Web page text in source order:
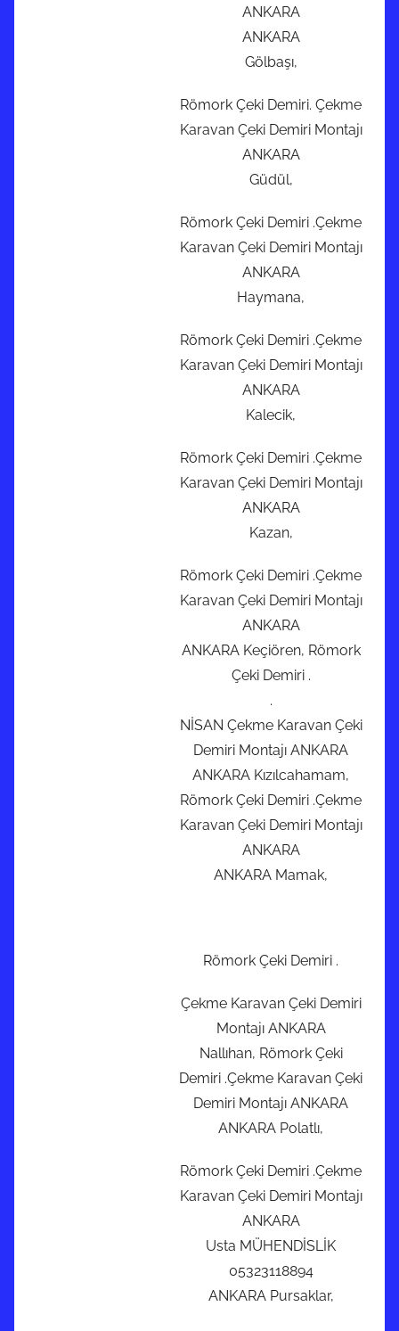
ANKARA
ANKARA
Gölbaşı,
Römork Çeki Demiri. Çekme
Karavan Çeki Demiri Montajı
ANKARA
Güdül,
Römork Çeki Demiri .Çekme
Karavan Çeki Demiri Montajı
ANKARA
Haymana,
Römork Çeki Demiri .Çekme
Karavan Çeki Demiri Montajı
ANKARA
Kalecik,
Römork Çeki Demiri .Çekme
Karavan Çeki Demiri Montajı
ANKARA
Kazan,
Römork Çeki Demiri .Çekme
Karavan Çeki Demiri Montajı
ANKARA
ANKARA Keçiören, Römork
Çeki Demiri .
.
NİSAN Çekme Karavan Çeki
Demiri Montajı ANKARA
ANKARA Kızılcahamam,
Römork Çeki Demiri .Çekme
Karavan Çeki Demiri Montajı
ANKARA
ANKARA Mamak,
Römork Çeki Demiri .
Çekme Karavan Çeki Demiri
Montajı ANKARA
Nallıhan, Römork Çeki
Demiri .Çekme Karavan Çeki
Demiri Montajı ANKARA
ANKARA Polatlı,
Römork Çeki Demiri .Çekme
Karavan Çeki Demiri Montajı
ANKARA
Usta MÜHENDİSLİK
05323118894
ANKARA Pursaklar,